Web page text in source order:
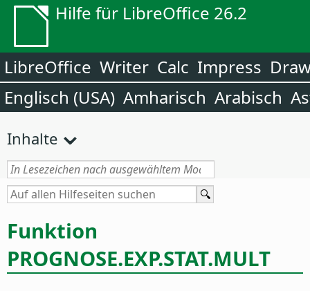
Hilfe für LibreOffice 26.2
LibreOffice Writer Calc Impress
Englisch (USA) Amharisch Arabisch
Inhalte
Funktion
PROGNOSE.EXP.STAT.MULT